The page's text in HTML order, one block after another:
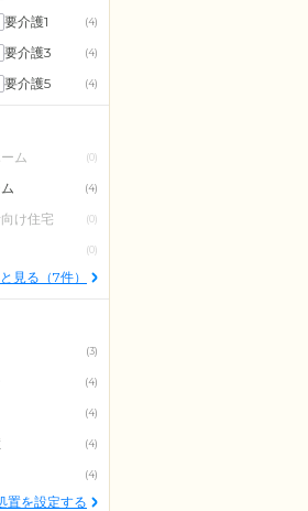
要介護1 (4)
要介護3 (4)
要介護5 (4)
ム
(0)
(4)
け住宅 (0)
(0)
見る（7件）
(3)
(4)
(4)
(4)
(4)
置を設定する